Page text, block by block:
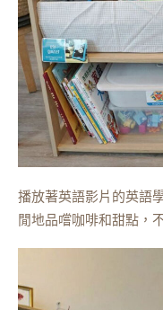
播放著英語影片的英語
閒地品嚐咖啡和甜點，